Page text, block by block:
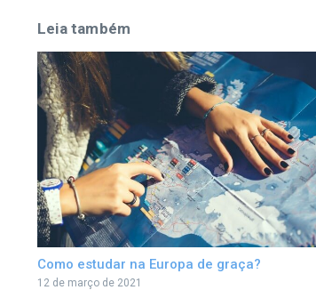
Leia também
Como estudar na Europa de graça?
12 de março de 2021